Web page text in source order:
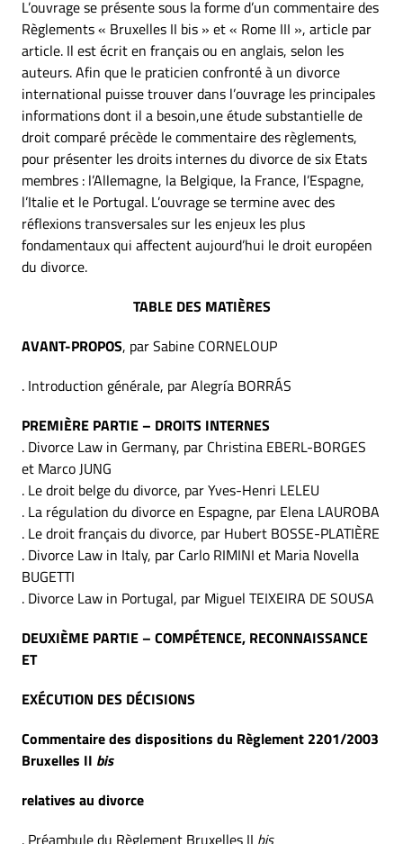
L’ouvrage se présente sous la forme d’un commentaire des
Règlements « Bruxelles II bis » et « Rome III », article par
article. Il est écrit en français ou en anglais, selon les
auteurs. Afin que le praticien confronté à un divorce
international puisse trouver dans l’ouvrage les principales
informations dont il a besoin,une étude substantielle de
droit comparé précède le commentaire des règlements,
pour présenter les droits internes du divorce de six Etats
membres : l’Allemagne, la Belgique, la France, l’Espagne,
l’Italie et le Portugal. L’ouvrage se termine avec des
réflexions transversales sur les enjeux les plus
fondamentaux qui affectent aujourd’hui le droit européen
du divorce.
TABLE DES MATIÈRES
AVANT-PROPOS, par Sabine CORNELOUP
. Introduction générale, par Alegría BORRÁS
PREMIÈRE PARTIE – DROITS INTERNES
. Divorce Law in Germany, par Christina EBERL-BORGES
et Marco JUNG
. Le droit belge du divorce, par Yves-Henri LELEU
. La régulation du divorce en Espagne, par Elena LAUROBA
. Le droit français du divorce, par Hubert BOSSE-PLATIÈRE
. Divorce Law in Italy, par Carlo RIMINI et Maria Novella
BUGETTI
. Divorce Law in Portugal, par Miguel TEIXEIRA DE SOUSA
DEUXIÈME PARTIE – COMPÉTENCE, RECONNAISSANCE
ET
EXÉCUTION DES DÉCISIONS
Commentaire des dispositions du Règlement 2201/2003
Bruxelles II bis
relatives au divorce
. Préambule du Règlement Bruxelles II bis